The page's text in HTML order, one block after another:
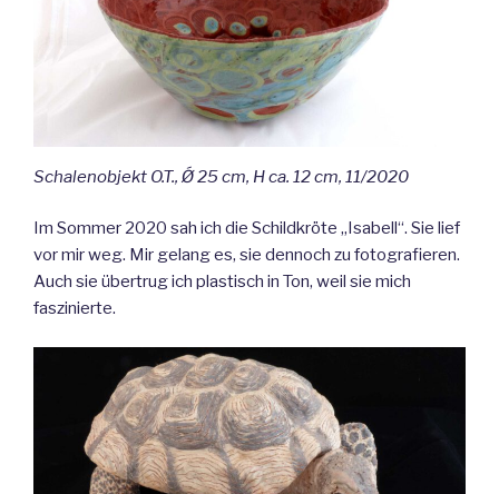
Schalenobjekt O.T., Ǿ 25 cm, H ca. 12 cm, 11/2020
Im Sommer 2020 sah ich die Schildkröte „Isabell“. Sie lief
vor mir weg. Mir gelang es, sie dennoch zu fotografieren.
Auch sie übertrug ich plastisch in Ton, weil sie mich
faszinierte.